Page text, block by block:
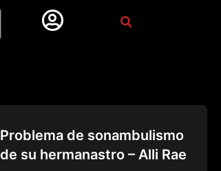
Problema de sonambulismo
de su hermanastro – Alli Rae